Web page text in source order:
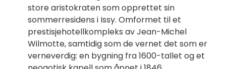
store aristokraten som opprettet sin
sommerresidens i Issy. Omformet til et
prestisjehotellkompleks av Jean-Michel
Wilmotte, samtidig som de vernet det som er
verneverdig: en bygning fra 1600-tallet og et